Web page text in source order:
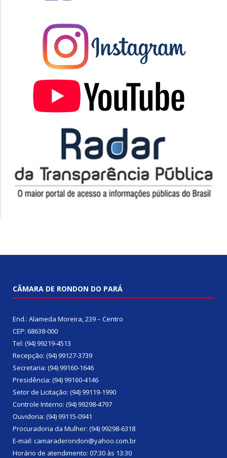
CÂMARA DE RONDON DO PARÁ
End.: Alameda Moreira, 239 – Centro
CEP: 68638-000
Tel: (94) 99219-4513
Recepção: (94) 99127-3739
Secretaria: (94) 99160-1646
Presidência: (94) 99160-4146
Setor de Licitação: (94) 99119-1990
Controle Interno: (94) 99298-4797
Ouvidoria: (94) 99115-0941
Procuradoria da Mulher: (94) 99298-6318
E-mail: camaraderondon@yahoo.com.br
Horário de atendimento: 07:30 às 13:30